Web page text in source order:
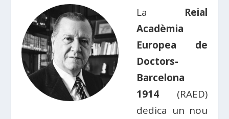
La Reial
Acadèmia
Europea de
Doctors-
Barcelona
1914 (RAED)
dedica un nou